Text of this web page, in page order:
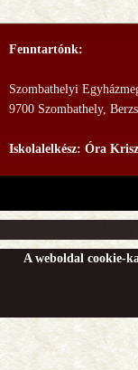
Fenntartónk:
Szombathelyi
9700 Szombathely,
Iskolalelkész: Óra
A weboldal cookie-